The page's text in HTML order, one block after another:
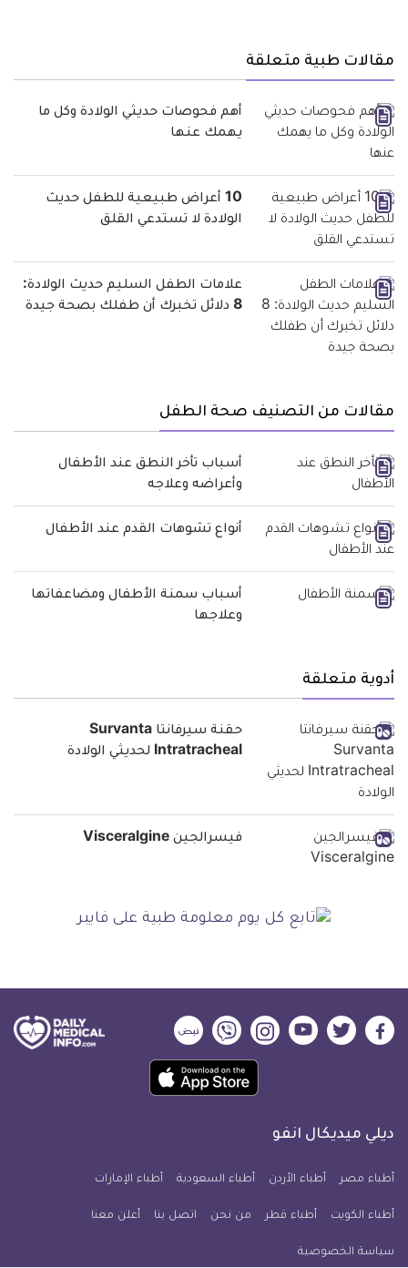
مقالات طبية متعلقة
أهم فحوصات حديثي الولادة وكل ما
يهمك عنها
10 أعراض طبيعية للطفل حديث
الولادة لا تستدعي القلق
علامات الطفل السليم حديث الولادة:
8 دلائل تخبرك أن طفلك بصحة جيدة
مقالات من التصنيف صحة الطفل
أسباب تأخر النطق عند الأطفال
وأعراضه وعلاجه
أنواع تشوهات القدم عند الأطفال
أسباب سمنة الأطفال ومضاعفاتها
وعلاجها
أدوية متعلقة
حقنة سيرفانتا Survanta
Intratracheal لحديثي الولادة
فيسرالجين Visceralgine
ديلي
فيسبوك
ديلي
تويتر
ديلي
ميديكال
يوتيوب
ديلي
ميديكال
انفو
ديلي
ميديكال
انفو
ديلي
ميديكال
انفو
حمل
تطبيق
معلومة
للآيفون
ديلي ميديكال انفو
أطباء مصر أطباء الأردن أطباء السعودية أطباء الإمارات
أطباء الكويت أطباء قطر من نحن اتصل بنا أعلن معنا
سياسة الخصوصية